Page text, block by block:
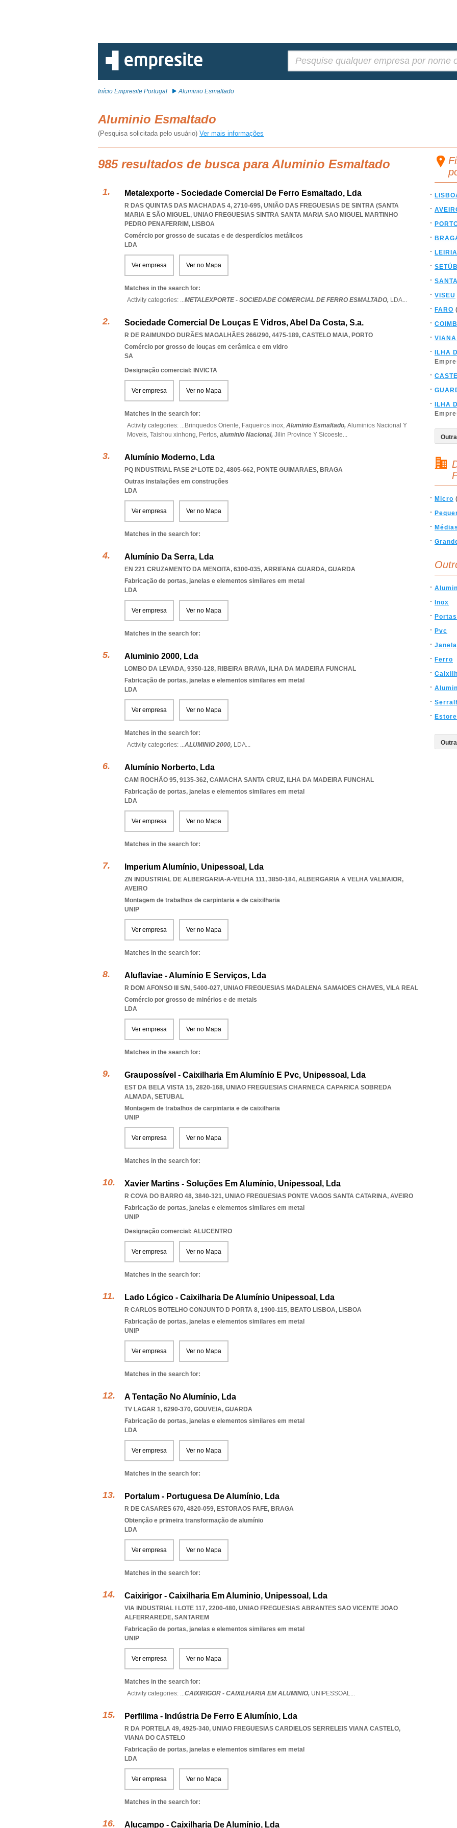
Início Empresite Portugal Aluminio Esmaltado
Aluminio Esmaltado
(Pesquisa solicitada pelo usuário) Ver mais informações
985 resultados de busca para Aluminio Esmaltado
Metalexporte - Sociedade Comercial De Ferro Esmaltado, Lda
R DAS QUINTAS DAS MACHADAS 4, 2710-695, UNIÃO DAS FREGUESIAS DE SINTRA (SANTA
MARIA E SÃO MIGUEL, UNIAO FREGUESIAS SINTRA SANTA MARIA SAO MIGUEL MARTINHO
PEDRO PENAFERRIM, LISBOA
Comércio por grosso de sucatas e de desperdícios metálicos
LDA
Ver empresa Ver no Mapa
Matches in the search for:
Activity categories: ...METALEXPORTE - SOCIEDADE COMERCIAL DE FERRO ESMALTADO, LDA...
Sociedade Comercial De Louças E Vidros, Abel Da Costa, S.a.
R DE RAIMUNDO DURÃES MAGALHÃES 266/290, 4475-189, CASTELO MAIA, PORTO
Comércio por grosso de louças em cerâmica e em vidro
SA
Designação comercial: INVICTA
Ver empresa Ver no Mapa
Matches in the search for:
Activity categories: ...Brinquedos Oriente, Faqueiros inox, Aluminio Esmaltado, Aluminios Nacional Y
Moveis, Taishou xinhong, Pertos, aluminio Nacional, Jilin Province Y Sicoeste...
Alumínio Moderno, Lda
PQ INDUSTRIAL FASE 2ª LOTE D2, 4805-662, PONTE GUIMARAES, BRAGA
Outras instalações em construções
LDA
Ver empresa Ver no Mapa
Matches in the search for:
Alumínio Da Serra, Lda
EN 221 CRUZAMENTO DA MENOITA, 6300-035, ARRIFANA GUARDA, GUARDA
Fabricação de portas, janelas e elementos similares em metal
LDA
Ver empresa Ver no Mapa
Matches in the search for:
Aluminio 2000, Lda
LOMBO DA LEVADA, 9350-128, RIBEIRA BRAVA, ILHA DA MADEIRA FUNCHAL
Fabricação de portas, janelas e elementos similares em metal
LDA
Ver empresa Ver no Mapa
Matches in the search for:
Activity categories: ...ALUMINIO 2000, LDA...
Alumínio Norberto, Lda
CAM ROCHÃO 95, 9135-362, CAMACHA SANTA CRUZ, ILHA DA MADEIRA FUNCHAL
Fabricação de portas, janelas e elementos similares em metal
LDA
Ver empresa Ver no Mapa
Matches in the search for:
Imperium Alumínio, Unipessoal, Lda
ZN INDUSTRIAL DE ALBERGARIA-A-VELHA 111, 3850-184, ALBERGARIA A VELHA VALMAIOR,
AVEIRO
Montagem de trabalhos de carpintaria e de caixilharia
UNIP
Ver empresa Ver no Mapa
Matches in the search for:
Aluflaviae - Alumínio E Serviços, Lda
R DOM AFONSO III S/N, 5400-027, UNIAO FREGUESIAS MADALENA SAMAIOES CHAVES, VILA REAL
Comércio por grosso de minérios e de metais
LDA
Ver empresa Ver no Mapa
Matches in the search for:
Graupossível - Caixilharia Em Alumínio E Pvc, Unipessoal, Lda
EST DA BELA VISTA 15, 2820-168, UNIAO FREGUESIAS CHARNECA CAPARICA SOBREDA
ALMADA, SETUBAL
Montagem de trabalhos de carpintaria e de caixilharia
UNIP
Ver empresa Ver no Mapa
Matches in the search for:
Xavier Martins - Soluções Em Alumínio, Unipessoal, Lda
R COVA DO BARRO 48, 3840-321, UNIAO FREGUESIAS PONTE VAGOS SANTA CATARINA, AVEIRO
Fabricação de portas, janelas e elementos similares em metal
UNIP
Designação comercial: ALUCENTRO
Ver empresa Ver no Mapa
Matches in the search for:
Lado Lógico - Caixilharia De Alumínio Unipessoal, Lda
R CARLOS BOTELHO CONJUNTO D PORTA 8, 1900-115, BEATO LISBOA, LISBOA
Fabricação de portas, janelas e elementos similares em metal
UNIP
Ver empresa Ver no Mapa
Matches in the search for:
A Tentação No Alumínio, Lda
TV LAGAR 1, 6290-370, GOUVEIA, GUARDA
Fabricação de portas, janelas e elementos similares em metal
LDA
Ver empresa Ver no Mapa
Matches in the search for:
Portalum - Portuguesa De Alumínio, Lda
R DE CASARES 670, 4820-059, ESTORAOS FAFE, BRAGA
Obtenção e primeira transformação de alumínio
LDA
Ver empresa Ver no Mapa
Matches in the search for:
Caixirigor - Caixilharia Em Aluminio, Unipessoal, Lda
VIA INDUSTRIAL I LOTE 117, 2200-480, UNIAO FREGUESIAS ABRANTES SAO VICENTE JOAO
ALFERRAREDE, SANTAREM
Fabricação de portas, janelas e elementos similares em metal
UNIP
Ver empresa Ver no Mapa
Matches in the search for:
Activity categories: ...CAIXIRIGOR - CAIXILHARIA EM ALUMINIO, UNIPESSOAL...
Perfilima - Indústria De Ferro E Alumínio, Lda
R DA PORTELA 49, 4925-340, UNIAO FREGUESIAS CARDIELOS SERRELEIS VIANA CASTELO,
VIANA DO CASTELO
Fabricação de portas, janelas e elementos similares em metal
LDA
Ver empresa Ver no Mapa
Matches in the search for:
Alucampo - Caixilharia De Alumínio, Lda
LEIRIA
VISEU
FARO
ILHA
ILHA
Micro
Médias
Inox
Portas
Pvc
Ferro